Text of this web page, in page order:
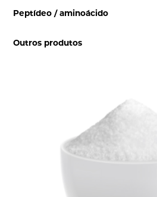
Peptídeo / aminoácido
Outros produtos